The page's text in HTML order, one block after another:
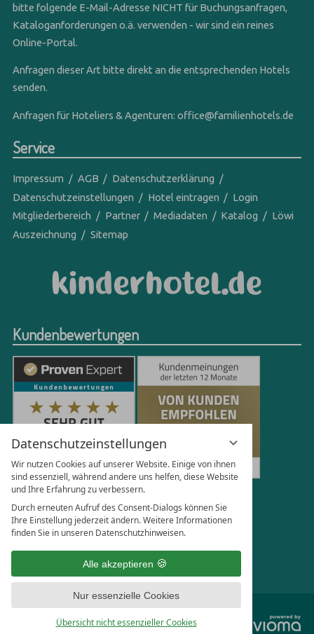
Datenschutzeinstellungen
Wir nutzen Cookies auf unserer Website. Einige von ihnen
sind essenziell, während andere uns helfen, diese Website
und Ihre Erfahrung zu verbessern.
Durch erneuten Aufruf des Consent-Dialogs können Sie
Ihre Einstellung jederzeit ändern. Weitere Informationen
finden Sie in unseren Datenschutzhinweisen.
Alle akzeptieren
Nur essenzielle Cookies
Übersicht nicht essenzieller Cookies
bitte folgende E-Mail-Adresse NICHT für Buchungsanfragen,
Kataloganforderungen o.ä. verwenden - wir sind ein reines
Online-Portal.
Anfragen dieser Art bitte direkt an die entsprechenden Hotels
senden.
Anfragen für Hoteliers & Agenturen:office@familienhotels.de
Service
Impressum AGB
Datenschutzerklärung
Datenschutzeinstellungen
Hotel eintragen
Login
Mitgliederbereich
Partner Mediadaten Katalog
Löwi
Auszeichnung
Sitemap
Kundenbewertungen